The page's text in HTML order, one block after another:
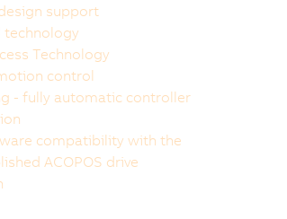
support
technology
Technology
control
- fully automatic controller
compatibility with the
ACOPOS drive